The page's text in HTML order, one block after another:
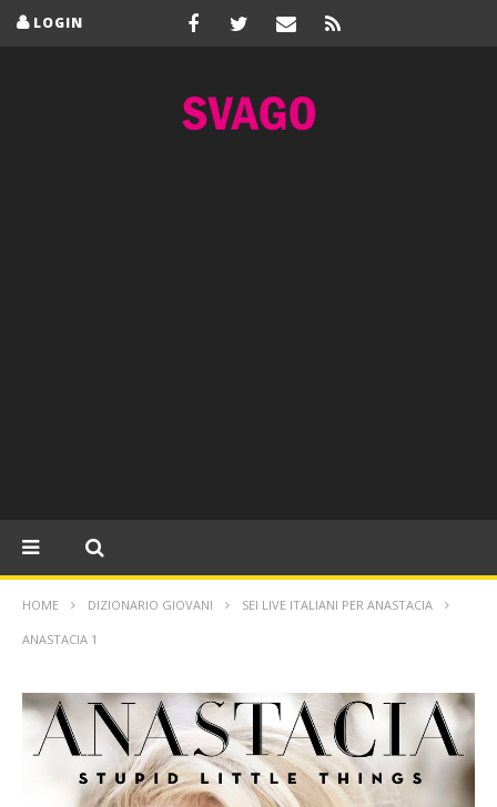
LOGIN
HOME DIZIONARIO GIOVANI SEI LIVE ITALIANI PER ANASTACIA
ANASTACIA 1